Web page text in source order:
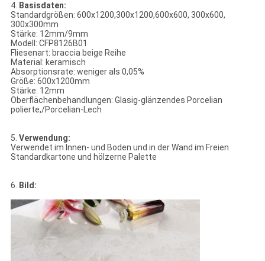
4. Basisdaten:
Standardgrößen: 600x1200,300x1200,600x600, 300x600,
300x300mm
Stärke: 12mm/9mm
Modell: CFP8126B01
Fliesenart: braccia beige Reihe
Material: keramisch
Absorptionsrate: weniger als 0,05%
Größe: 600x1200mm
Stärke: 12mm
Oberflächenbehandlungen: Glasig-glänzendes Porcelian
polierte,/Porcelian-Lech
5. Verwendung:
Verwendet im Innen- und Boden und in der Wand im Freien
Standardkartone und hölzerne Palette
6. Bild: